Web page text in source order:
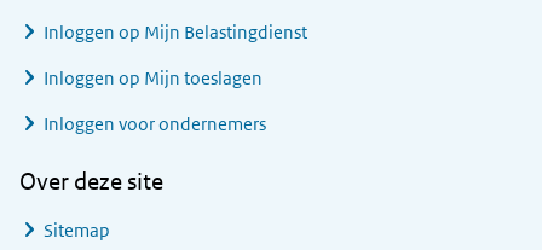
Inloggen op Mijn Belastingdienst
Inloggen op Mijn toeslagen
Inloggen voor ondernemers
Over deze site
Sitemap